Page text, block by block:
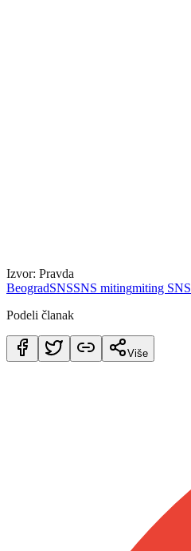
Izvor: Pravda
BeogradSNSSNS mitingmiting SNS
Podeli članak
Više